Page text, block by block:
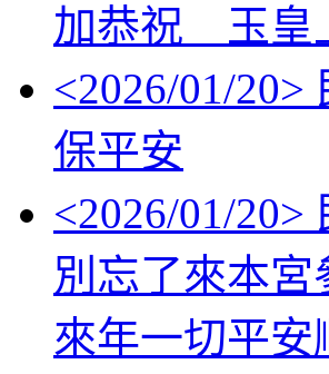
加恭祝 玉皇
<2026/01/20>
保平安
<2026/01/20>
別忘了來本
來年一切平